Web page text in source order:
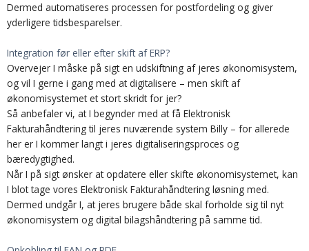
Dermed automatiseres processen for postfordeling og giver
yderligere tidsbesparelser.
Integration før eller efter skift af ERP?
Overvejer I måske på sigt en udskiftning af jeres økonomisystem,
og vil I gerne i gang med at digitalisere – men skift af
økonomisystemet et stort skridt for jer?
Så anbefaler vi, at I begynder med at få Elektronisk
Fakturahåndtering til jeres nuværende system Billy – for allerede
her er I kommer langt i jeres digitaliseringsproces og
bæredygtighed.
Når I på sigt ønsker at opdatere eller skifte økonomisystemet, kan
I blot tage vores Elektronisk Fakturahåndtering løsning med.
Dermed undgår I, at jeres brugere både skal forholde sig til nyt
økonomisystem og digital bilagshåndtering på samme tid.